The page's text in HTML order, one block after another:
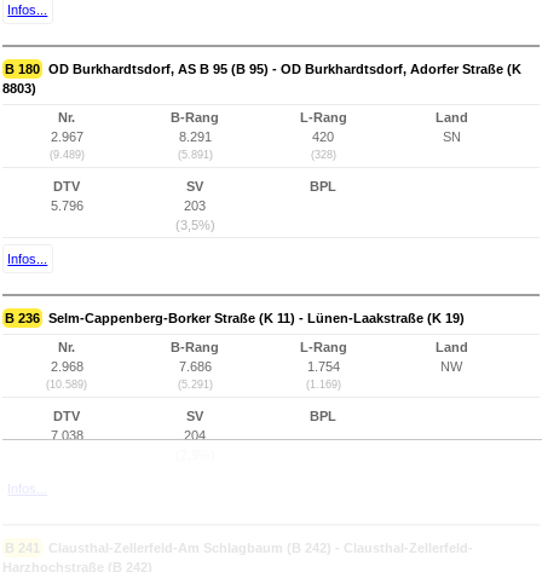
Infos...
B 180 OD Burkhardtsdorf, AS B 95 (B 95) - OD Burkhardtsdorf, Adorfer Straße (K
8803)
Nr.
2.967
(9.489)
B-Rang
8.291
(5.891)
L-Rang
420
(328)
Land
SN
DTV
5.796
SV
203
(3,5%)
BPL
Infos...
B 236 Selm-Cappenberg-Borker Straße (K 11) - Lünen-Laakstraße (K 19)
Nr.
2.968
(10.589)
B-Rang
7.686
(5.291)
L-Rang
1.754
(1.169)
Land
NW
DTV
7.038
SV
204
BPL
Infos...
B 241
Clausthal-Zellerfeld-Am Schlagbaum (B 242) - Clausthal-Zellerfeld-
Harzhochstraße (B 242)